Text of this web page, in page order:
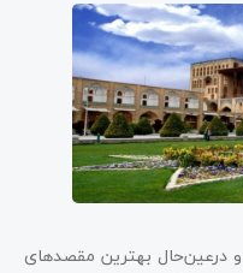
درعین‌حال بهترین مقصدهای